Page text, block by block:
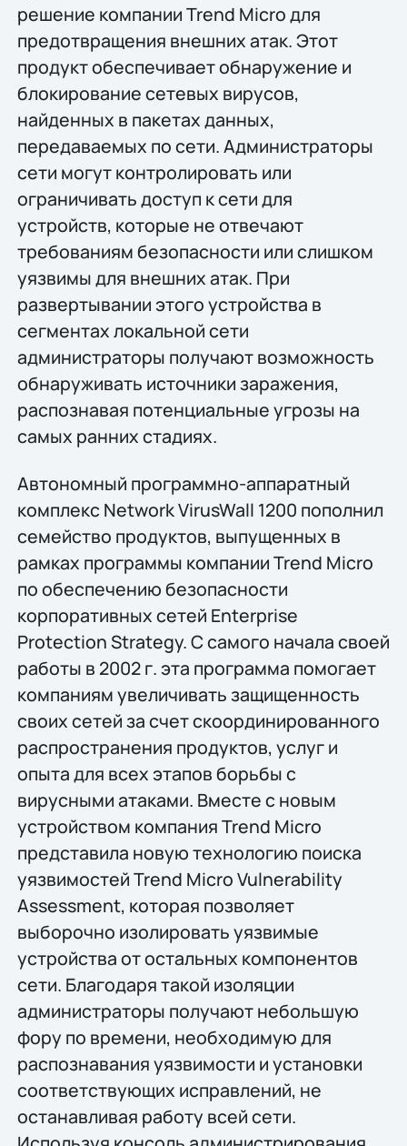
решение компании Trend Micro для
предотвращения внешних атак. Этот
продукт обеспечивает обнаружение и
блокирование сетевых вирусов,
найденных в пакетах данных,
передаваемых по сети. Администраторы
сети могут контролировать или
ограничивать доступ к сети для
устройств, которые не отвечают
требованиям безопасности или слишком
уязвимы для внешних атак. При
развертывании этого устройства в
сегментах локальной сети
администраторы получают возможность
обнаруживать источники заражения,
распознавая потенциальные угрозы на
самых ранних стадиях.
Автономный программно-аппаратный
комплекс Network VirusWall 1200 пополнил
семейство продуктов, выпущенных в
рамках программы компании Trend Micro
по обеспечению безопасности
корпоративных сетей Enterprise
Protection Strategy. С самого начала своей
работы в 2002 г. эта программа помогает
компаниям увеличивать защищенность
своих сетей за счет скоординированного
распространения продуктов, услуг и
опыта для всех этапов борьбы с
вирусными атаками. Вместе с новым
устройством компания Trend Micro
представила новую технологию поиска
уязвимостей Trend Micro Vulnerability
Assessment, которая позволяет
выборочно изолировать уязвимые
устройства от остальных компонентов
сети. Благодаря такой изоляции
администраторы получают небольшую
фору по времени, необходимую для
распознавания уязвимости и установки
соответствующих исправлений, не
останавливая работу всей сети.